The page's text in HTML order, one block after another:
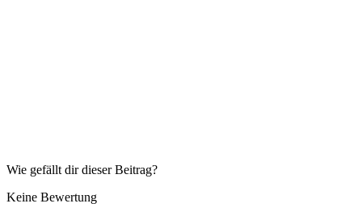
Wie gefällt dir dieser Beitrag?
Keine Bewertung